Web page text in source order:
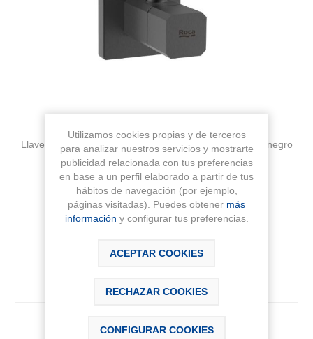
Llave de escuadra SQUARE (válvula cerámica) 1/2-3/8 negro
titanio cepilllado
Fabricante: ROCA
Sku: A5251679NM
22,78 € IVA Inc.
Utilizamos cookies propias y de terceros
para analizar nuestros servicios y mostrarte
publicidad relacionada con tus preferencias
en base a un perfil elaborado a partir de tus
hábitos de navegación (por ejemplo,
páginas visitadas). Puedes obtener más
información y configurar tus preferencias.
ACEPTAR COOKIES
RECHAZAR COOKIES
CONFIGURAR COOKIES